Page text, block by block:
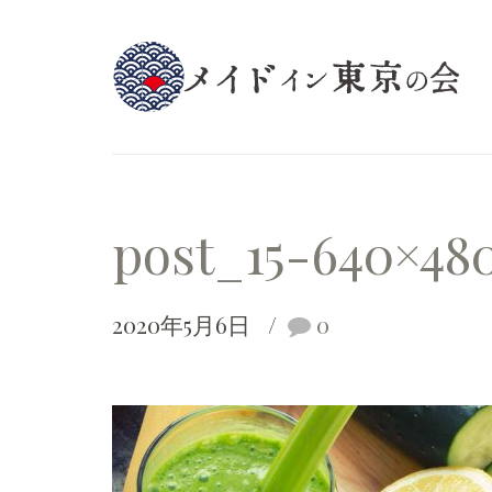
post_15-
2020年5月6日 0